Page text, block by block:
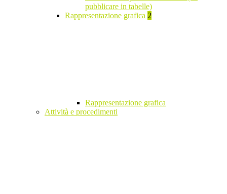
pubblicare in tabelle)
Rappresentazione grafica 2
Rappresentazione grafica
Attività e procedimenti